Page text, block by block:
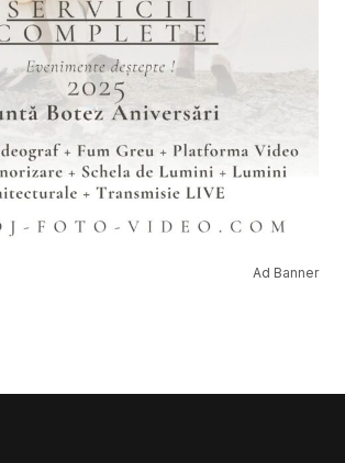
Ad Banner